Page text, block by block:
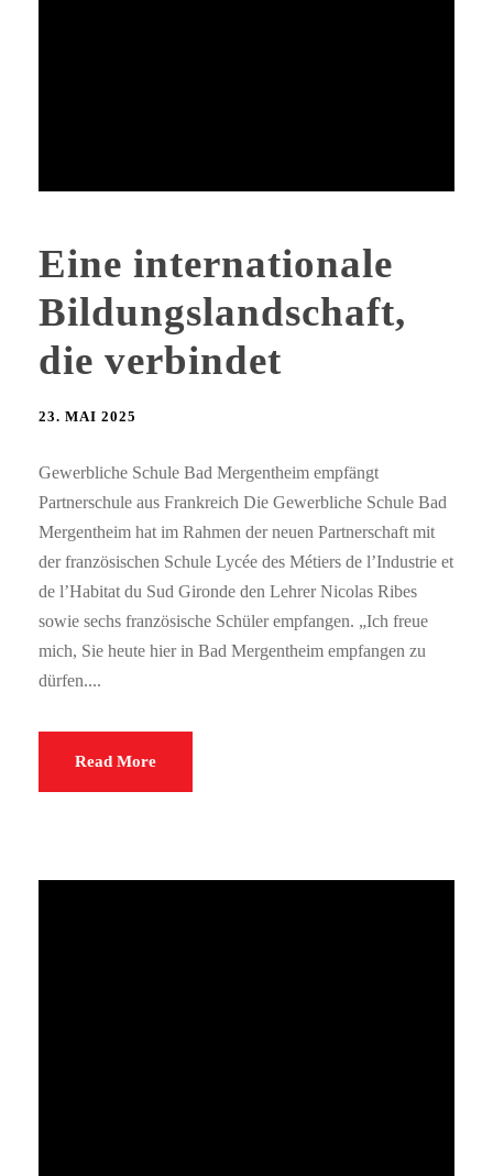
Eine internationale
Bildungslandschaft,
die verbindet
23. MAI 2025
Gewerbliche Schule Bad Mergentheim empfängt
Partnerschule aus Frankreich Die Gewerbliche Schule Bad
Mergentheim hat im Rahmen der neuen Partnerschaft mit
der französischen Schule Lycée des Métiers de l’Industrie et
de l’Habitat du Sud Gironde den Lehrer Nicolas Ribes
sowie sechs französische Schüler empfangen. „Ich freue
mich, Sie heute hier in Bad Mergentheim empfangen zu
dürfen....
Read More